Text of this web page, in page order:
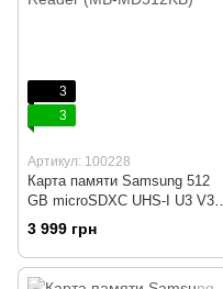
3
3
Артикул: 100228
Карта памяти Samsung 512
GB microSDXC UHS-I U3 V30
A2 PRO Plus + Reader (MB-
MD512KB)
3 999 грн